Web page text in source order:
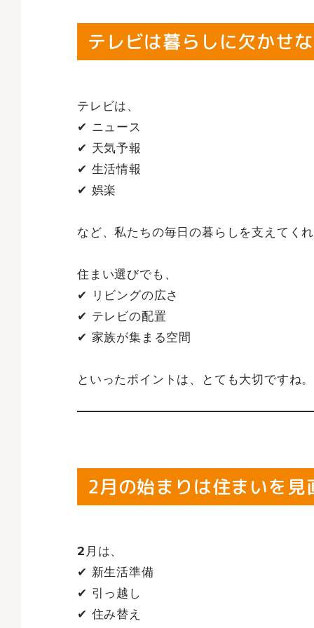
テレビは暮らしに欠かせ
テレビは、
✔ ニュース
✔ 天気予報
✔ 生活情報
✔ 娯楽
など、私たちの毎日の暮らしを支えてくれ
住まい選びでも、
✔ リビングの広さ
✔ テレビの配置
✔ 家族が集まる空間
といったポイントは、とても大切ですね。
2月の始まりは住まいを見
2月は、
✔ 新生活準備
✔ 引っ越し
✔ 住み替え